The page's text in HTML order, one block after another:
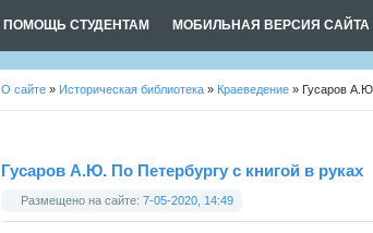
ПОМОЩЬ СТУДЕНТАМ МОБИЛЬНАЯ ВЕРСИЯ САЙТА
О сайте » Историческая библиотека » Краеведение » Гусаров
Гусаров А.Ю. По Петербургу с книгой в руках
Размещено на сайте: 7-05-2020, 14:49